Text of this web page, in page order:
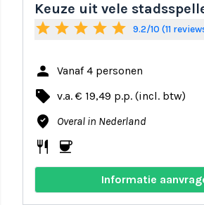
Keuze uit vele
star star star star star 9.2/10 (11
person Vanaf 4 personen
local_offer v.a. € 19,49 p.p. (incl. btw)
where_to_vote Overal in Nederland
restaurant coffee
Informatie